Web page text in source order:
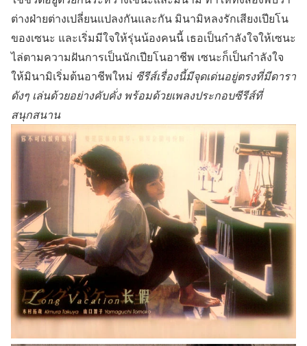
ต่างฝ่ายต่างเปลี่ยนแปลงกันและกัน มินามิหลงรักเสียงเปียโน
ของเซนะ และเริ่มมีใจให้รุ่นน้องคนนี้ เธอเป็นกำลังใจให้เซนะ
ไล่ตามความฝันการเป็นนักเปียโนอาชีพ เซนะก็เป็นกำลังใจ
ให้มินามิเริ่มต้นอาชีพใหม่ ซีรีส์เรื่องนี้มีจุดเด่นอยู่ตรงที่มีดารา
ดังๆ เล่นด้วยอย่างคับคั่ง พร้อมด้วยเพลงประกอบซีรีส์ที่
สนุกสนาน